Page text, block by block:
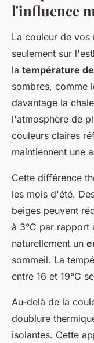
l'influence
La couleur de vos
seulement sur
la température
sombres, comme
davantage la
l'atmosphère de
couleurs claires
maintiennent une
Cette différence
les mois d'été.
beiges peuvent
à 3°C par rapport
naturellement un
sommeil. La
entre 16 et 19°C
Au-delà de la
doublure
isolantes. Cette